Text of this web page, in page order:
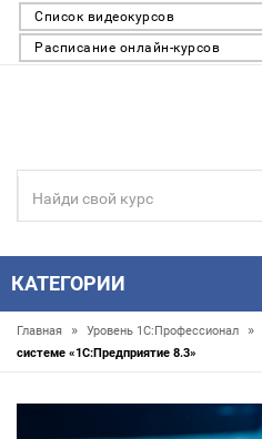
Список видеокурсов
Расписание онлайн-курсов
КАТЕГОРИИ
Главная » Уровень 1С:Профессионал »
системе «1C:Предприятие 8.3»